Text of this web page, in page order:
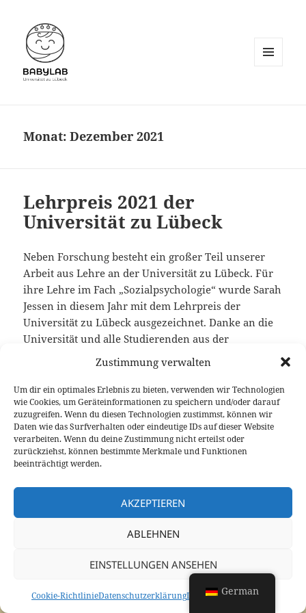
Zustimmung verwalten
Um dir ein optimales Erlebnis zu bieten, verwenden wir Technologien
wie Cookies, um Geräteinformationen zu speichern und/oder darauf
zuzugreifen. Wenn du diesen Technologien zustimmst, können wir
Daten wie das Surfverhalten oder eindeutige IDs auf dieser Website
verarbeiten. Wenn du deine Zustimmung nicht erteilst oder
zurückziehst, können bestimmte Merkmale und Funktionen
beeinträchtigt werden.
AKZEPTIEREN
ABLEHNEN
EINSTELLUNGEN ANSEHEN
Cookie-RichtlinieDatenschutzerklärungDatenschutzerklärung
Monat:Dezember 2021
Lehrpreis 2021 der
Universität zu Lübeck
Neben Forschung besteht ein großer Teil unserer
Arbeit aus Lehre an der Universität zu Lübeck. Für
ihre Lehre im Fach „Sozialpsychologie“ wurde Sarah
Jessen in diesem Jahr mit dem Lehrpreis der
Universität zu Lübeck ausgezeichnet. Danke an die
Universität und alle Studierenden aus der
Lehrveranstaltung für ihr riesiges Engagement!
Näheres über die Preisverleihung gibt es in der
Pressemeldung der Universität:
https://www.uni-
luebeck.de/aktuelles/nachricht/artikel/preisverleihu
ngsfeier-1.html
Veröffentlicht
Dezember 2, 2021 Schreibe einen Kommentarzu Lehrpreis 2021
German